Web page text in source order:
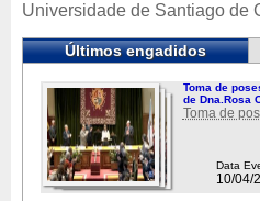
Universidade de Santiago de
Últimos engadidos
Toma de
de Dna.Rosa
Toma de
Data
10/04/